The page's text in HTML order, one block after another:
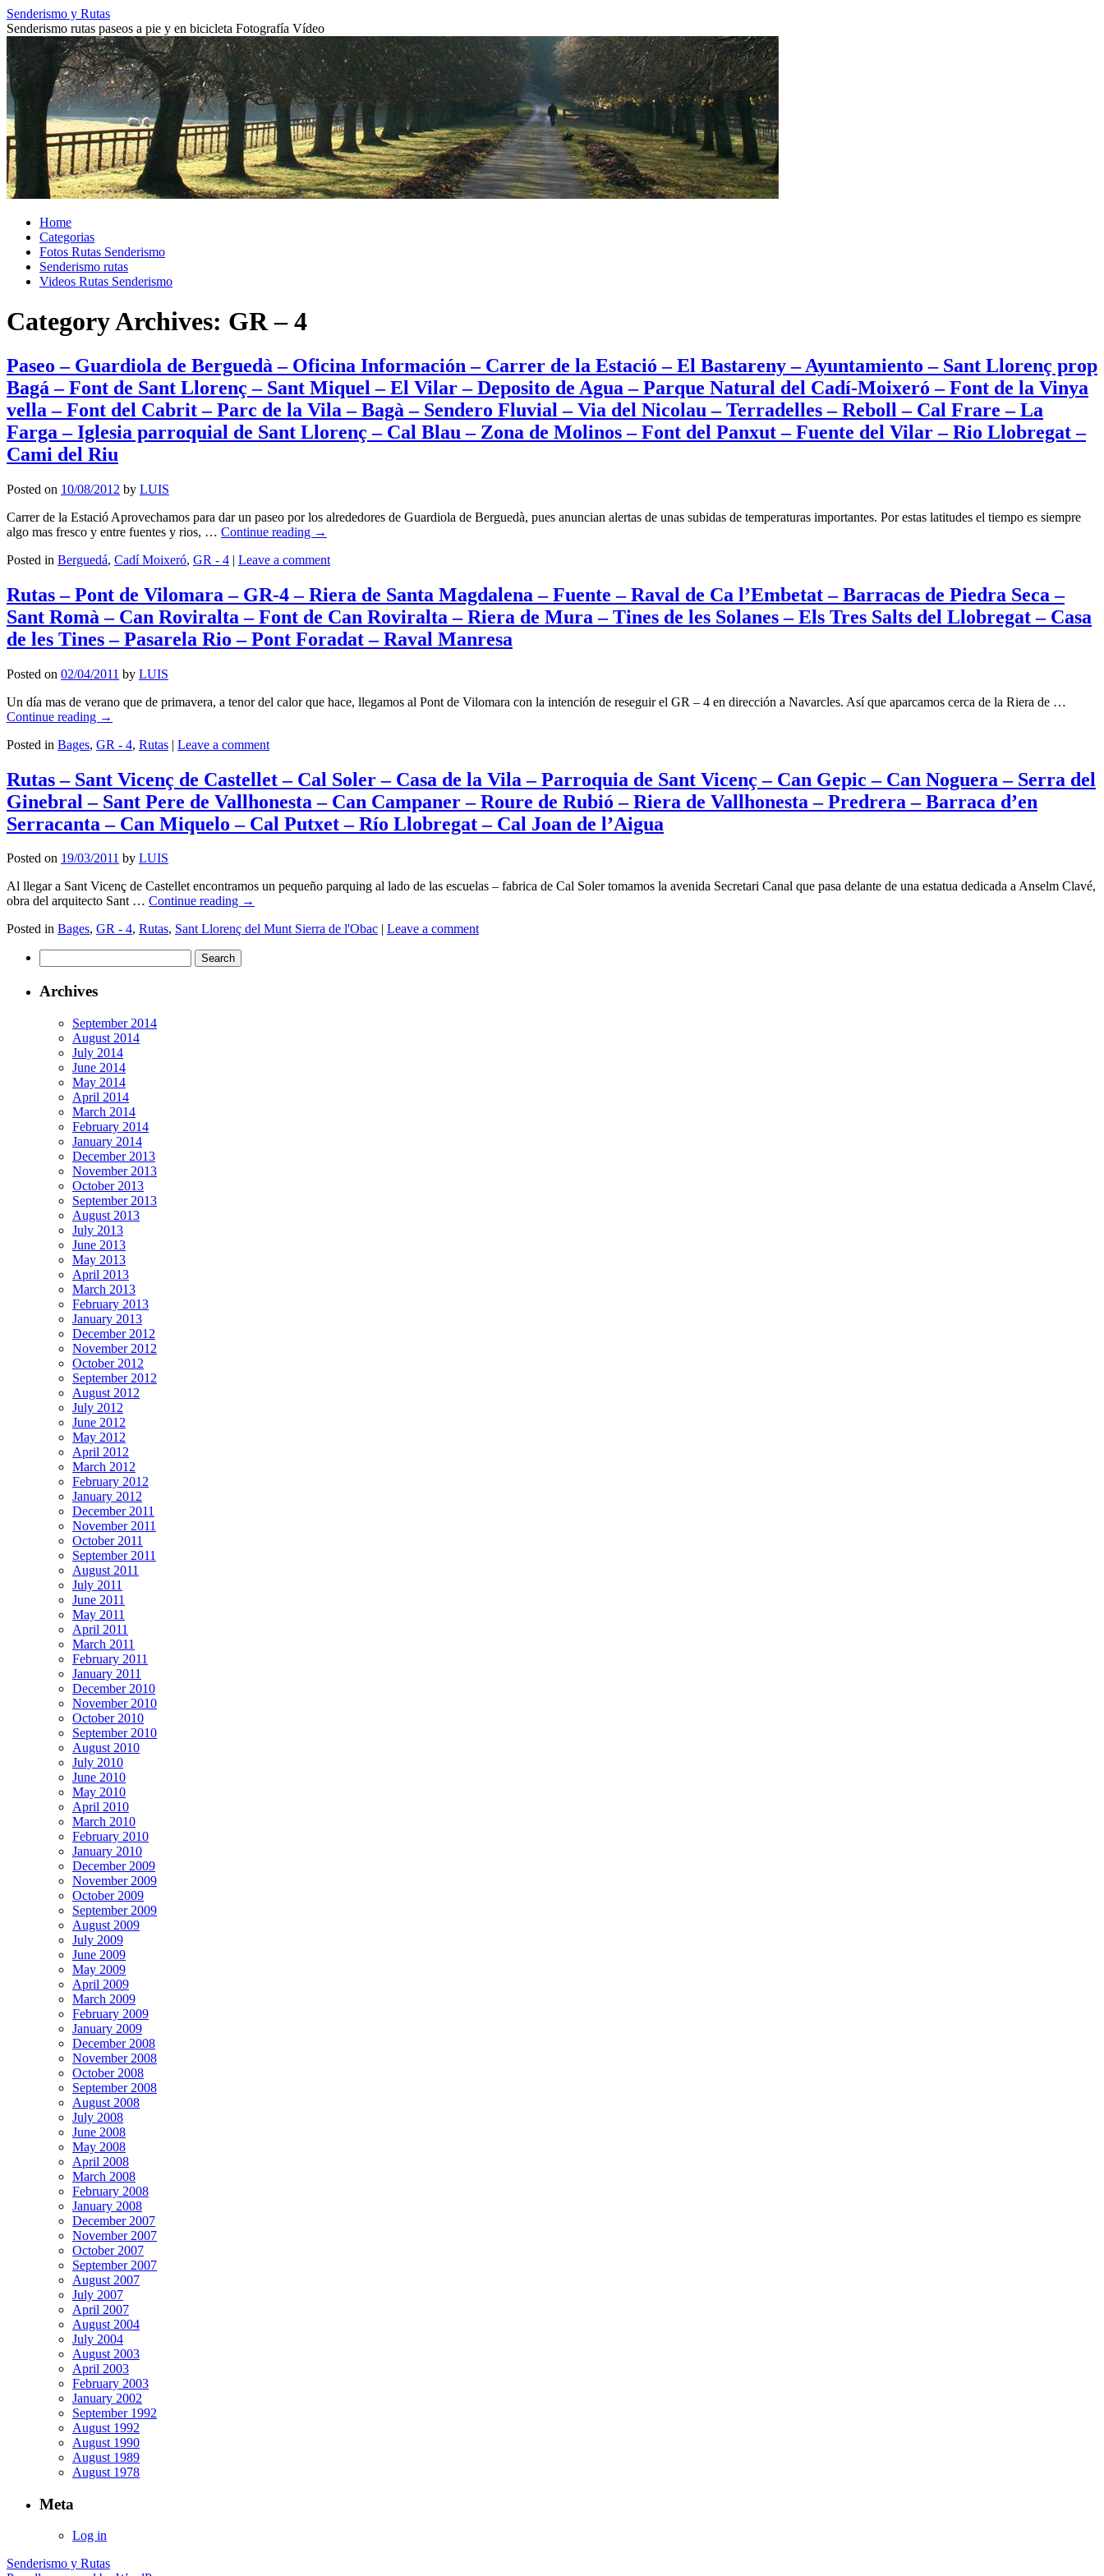
Skip
to
Senderismo y Rutas
Senderismo rutas paseos a pie y en bicicleta Fotografía Vídeo
Home
Categorias
Fotos Rutas Senderismo
Senderismo rutas
Videos Rutas Senderismo
Category Archives: GR – 4
Paseo – Guardiola de Berguedà – Oficina Información – Carrer de la Estació – El Bastareny – Ayuntamiento – Sant Llorenç prop
Bagá – Font de Sant Llorenç – Sant Miquel – El Vilar – Deposito de Agua – Parque Natural del Cadí-Moixeró – Font de la Vinya
vella – Font del Cabrit – Parc de la Vila – Bagà – Sendero Fluvial – Via del Nicolau – Terradelles – Reboll – Cal Frare – La
Farga – Iglesia parroquial de Sant Llorenç – Cal Blau – Zona de Molinos – Font del Panxut – Fuente del Vilar – Rio Llobregat –
Cami del Riu
Posted on 10/08/2012 by LUIS
Carrer de la Estació Aprovechamos para dar un paseo por los alrededores de Guardiola de Berguedà, pues anuncian alertas de unas subidas de temperaturas importantes. Por estas latitudes el tiempo es siempre
algo mas fresco y entre fuentes y rios, … Continue reading →
Posted in Berguedá, Cadí Moixeró, GR - 4 | Leave a comment
Rutas – Pont de Vilomara – GR-4 – Riera de Santa Magdalena – Fuente – Raval de Ca l’Embetat – Barracas de Piedra Seca –
Sant Romà – Can Roviralta – Font de Can Roviralta – Riera de Mura – Tines de les Solanes – Els Tres Salts del Llobregat – Casa
de les Tines – Pasarela Rio – Pont Foradat – Raval Manresa
Posted on 02/04/2011 by LUIS
Un día mas de verano que de primavera, a tenor del calor que hace, llegamos al Pont de Vilomara con la intención de reseguir el GR – 4 en dirección a Navarcles. Así que aparcamos cerca de la Riera de …
Continue reading →
Posted in Bages, GR - 4, Rutas | Leave a comment
Rutas – Sant Vicenç de Castellet – Cal Soler – Casa de la Vila – Parroquia de Sant Vicenç – Can Gepic – Can Noguera – Serra del
Ginebral – Sant Pere de Vallhonesta – Can Campaner – Roure de Rubió – Riera de Vallhonesta – Predrera – Barraca d’en
Serracanta – Can Miquelo – Cal Putxet – Río Llobregat – Cal Joan de l’Aigua
Posted on 19/03/2011 by LUIS
Al llegar a Sant Vicenç de Castellet encontramos un pequeño parquing al lado de las escuelas – fabrica de Cal Soler tomamos la avenida Secretari Canal que pasa delante de una estatua dedicada a Anselm Clavé,
obra del arquitecto Sant … Continue reading →
Posted in Bages, GR - 4, Rutas, Sant Llorenç del Munt Sierra de l'Obac | Leave a comment
for:
Archives
September 2014
August 2014
July 2014
June 2014
May 2014
April 2014
March 2014
February 2014
January 2014
December 2013
November 2013
October 2013
September 2013
August 2013
July 2013
June 2013
May 2013
April 2013
March 2013
February 2013
January 2013
December 2012
November 2012
October 2012
September 2012
August 2012
July 2012
June 2012
May 2012
April 2012
March 2012
February 2012
January 2012
December 2011
November 2011
October 2011
September 2011
August 2011
July 2011
June 2011
May 2011
April 2011
March 2011
February 2011
January 2011
December 2010
November 2010
October 2010
September 2010
August 2010
July 2010
June 2010
May 2010
April 2010
March 2010
February 2010
January 2010
December 2009
November 2009
October 2009
September 2009
August 2009
July 2009
June 2009
May 2009
April 2009
March 2009
February 2009
January 2009
December 2008
November 2008
October 2008
September 2008
August 2008
July 2008
June 2008
May 2008
April 2008
March 2008
February 2008
January 2008
December 2007
November 2007
October 2007
September 2007
August 2007
July 2007
April 2007
August 2004
July 2004
August 2003
April 2003
February 2003
January 2002
September 1992
August 1992
August 1990
August 1989
August 1978
Meta
Log in
Senderismo y Rutas